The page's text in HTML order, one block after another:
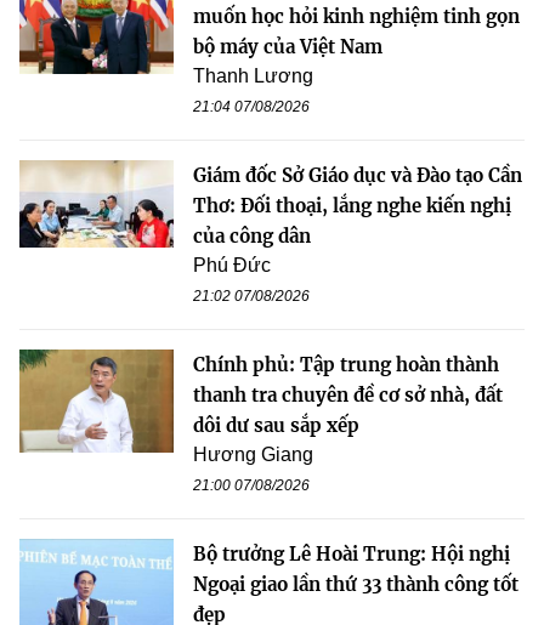
muốn học hỏi kinh nghiệm tinh gọn
bộ máy của Việt Nam
Thanh Lương
21:04 07/08/2026
Giám đốc Sở Giáo dục và Đào tạo Cần
Thơ: Đối thoại, lắng nghe kiến nghị
của công dân
Phú Đức
21:02 07/08/2026
Chính phủ: Tập trung hoàn thành
thanh tra chuyên đề cơ sở nhà, đất
dôi dư sau sắp xếp
Hương Giang
21:00 07/08/2026
Bộ trưởng Lê Hoài Trung: Hội nghị
Ngoại giao lần thứ 33 thành công tốt
đẹp